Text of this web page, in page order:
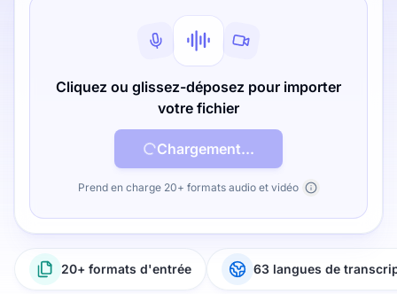
Cliquez ou glissez-déposez pour importer
votre fichier
Chargement...
Prend en charge 20+ formats audio et vidéo
20+ formats d'entrée 63 langues de